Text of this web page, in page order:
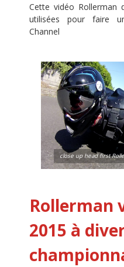
Cette vidéo Rollerman
utilisées pour faire
Channel
close up head first
Rollerman
2015 à